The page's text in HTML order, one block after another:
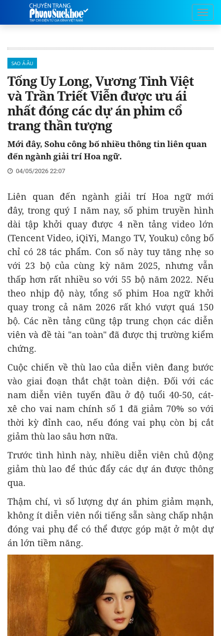
SAO Á-ÂU
Tống Uy Long, Vương Tinh Việt
và Trần Triết Viễn được ưu ái
nhất đóng các dự án phim cổ
trang thần tượng
Mới đây, Sohu công bố nhiều thông tin liên quan
đến ngành giải trí Hoa ngữ.
04/05/2026 22:07
Liên quan đến ngành giải trí Hoa ngữ mới
đây, trong quý I năm nay, số phim truyền hình
dài tập khởi quay được 4 nền tảng video lớn
(Tencent Video, iQiYi, Mango TV, Youku) công bố
chỉ có 28 tác phẩm. Con số này tuy tăng nhẹ so
với 23 bộ của cùng kỳ năm 2025, nhưng vẫn
thấp hơn rất nhiều so với 55 bộ năm 2022. Nếu
theo nhịp độ này, tổng số phim Hoa ngữ khởi
quay trong cả năm 2026 rất khó vượt quá 150
bộ. Các nền tảng cũng tập trung chọn các diễn
viên và đề tài "an toàn" đã được thị trường kiểm
chứng.
Cuộc chiến về thù lao của diễn viên đang bước
vào giai đoạn thắt chặt toàn diện.​ Đối với các
nam diễn viên tuyến đầu ở độ tuổi 40-50, cát-
xê cho vai nam chính số 1 đã giảm 70% so với
thời kỳ đỉnh cao, nếu đóng vai phụ còn bị cắt
giảm thù lao sâu hơn nữa.
Trước tình hình này, nhiều diễn viên chủ động
giảm thù lao để thúc đẩy các dự án được thông
qua.
Thậm chí, vì số lượng dự án phim giảm mạnh,
không ít diễn viên nổi tiếng sẵn sàng chấp nhận
đóng vai phụ để có thể được góp mặt ở một dự
án lớn tiềm năng.